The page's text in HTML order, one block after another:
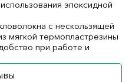
эпоксидной
с нескользящей
мягкой термопластрезины
при работе и